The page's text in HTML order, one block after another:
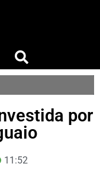
por
11:52